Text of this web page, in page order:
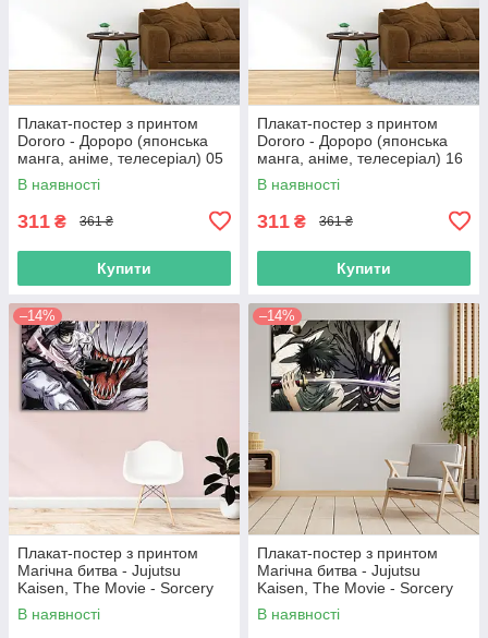
Плакат-постер з принтом
Dororo - Дороро (японська
манга, аніме, телесеріал) 05
В наявності
311 ₴ 361 ₴
Купити
Плакат-постер з принтом
Dororo - Дороро (японська
манга, аніме, телесеріал) 16
В наявності
311 ₴ 361 ₴
Купити
–14%
Плакат-постер з принтом
Магічна битва - Jujutsu
Kaisen, The Movie - Sorcery
Fight - Оккоцу Юта - Ріка
Орімото 6
В наявності
–14%
Плакат-постер з принтом
Магічна битва - Jujutsu
Kaisen, The Movie - Sorcery
Fight - Оккоцу Юта - Ріка
Орімото 10
В наявності